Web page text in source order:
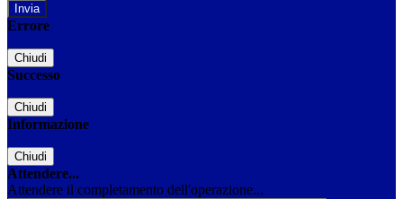
Errore
Chiudi
Successo
Chiudi
Informazione
Chiudi
Attendere...
Attendere il completamento dell'operazione...